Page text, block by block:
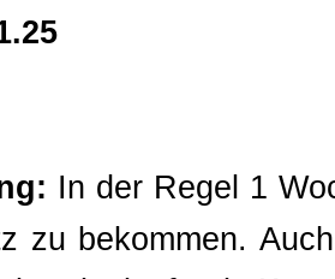
In der Regel 1
zu bekommen.